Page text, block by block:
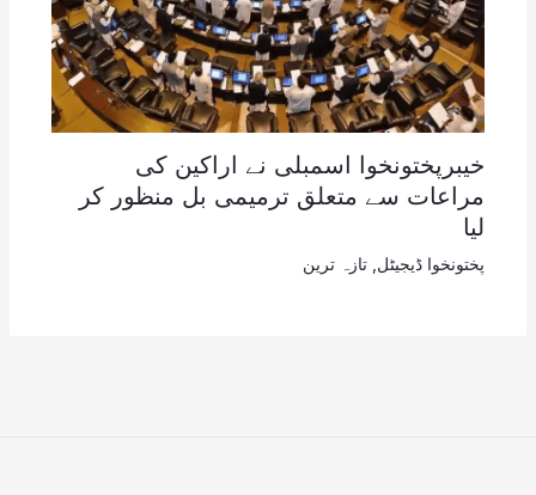
خیبرپختونخوا اسمبلی نے اراکین کی
مراعات سے متعلق ترمیمی بل منظور کر
لیا
پختونخوا ڈیجیٹل تازہ ترین